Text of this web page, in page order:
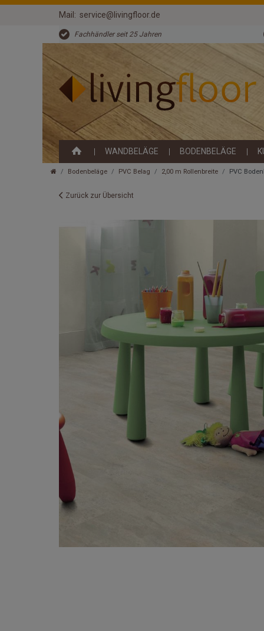
Mail: service@livingfloor.de
Fachhändler seit 25 Jahren
WANDBELÄGE BODENBELÄGE
Bodenbeläge PVC Belag 2,00 m Rollenbreite PVC
Zurück zur Übersicht